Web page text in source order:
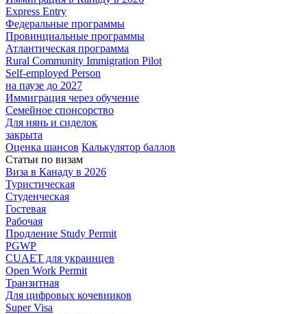
Express Entry
Федеральные программы
Провинциальные программы
Атлантическая программа
Rural Community Immigration Pilot
Self-employed Person
на паузе до 2027
Иммиграция через обучение
Семейное спонсорство
Для нянь и сиделок
закрыта
Оценка шансов Калькулятор баллов
Статьи по визам
Виза в Канаду в 2026
Туристическая
Студенческая
Гостевая
Рабочая
Продление Study Permit
PGWP
CUAET для украинцев
Open Work Permit
Транзитная
Для цифровых кочевников
Super Visa